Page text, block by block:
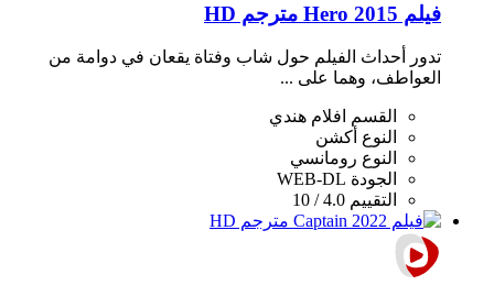
فيلم Hero 2015 مترجم HD
تدور أحداث الفيلم حول شاب وفتاة يقعان في دوامة من
العواطف، وهما على ...
القسم افلام هندي
النوع أكشن
النوع رومانسي
الجودة WEB-DL
التقييم 4.0 / 10